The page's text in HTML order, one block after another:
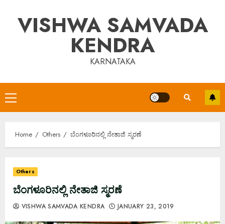
contentVISHWA SAMVADA
KENDRA
KARNATAKA
Primary
Menu
Home Others ಬೆಂಗಳೂರಿನಲ್ಲಿ ನೇತಾಜಿ ಸ್ಮರಣೆ
Others
ಬೆಂಗಳೂರಿನಲ್ಲಿ ನೇತಾಜಿ ಸ್ಮರಣೆ
VISHWA SAMVADA KENDRA JANUARY 23, 2019